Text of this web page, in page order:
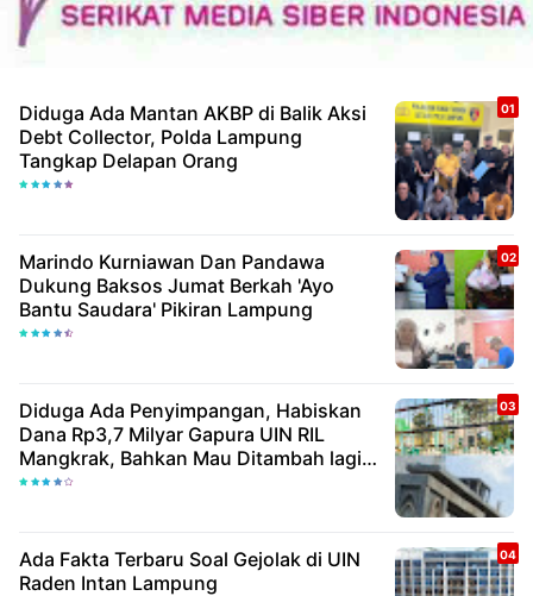
Diduga Ada Mantan AKBP di Balik Aksi
Debt Collector, Polda Lampung
Tangkap Delapan Orang
Marindo Kurniawan Dan Pandawa
Dukung Baksos Jumat Berkah 'Ayo
Bantu Saudara' Pikiran Lampung
Diduga Ada Penyimpangan, Habiskan
Dana Rp3,7 Milyar Gapura UIN RIL
Mangkrak, Bahkan Mau Ditambah lagi 7
Milyar
Ada Fakta Terbaru Soal Gejolak di UIN
Raden Intan Lampung